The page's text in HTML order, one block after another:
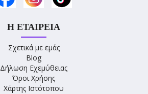
Η ΕΤΑΙΡΕΊΑ
Σχετικά με εμάς
Blog
Δήλωση Εχεμύθειας
Όροι Χρήσης
Χάρτης Ιστότοπου